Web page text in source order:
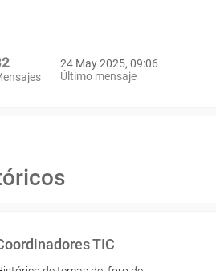
24 May 2025, 09:06
Último mensaje
TIC